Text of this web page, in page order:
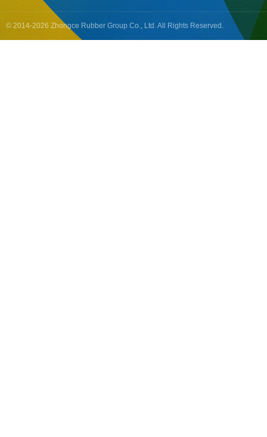
© 2014-2026 Zhongce Rubber Group Co., Ltd. All Rights Reserved.